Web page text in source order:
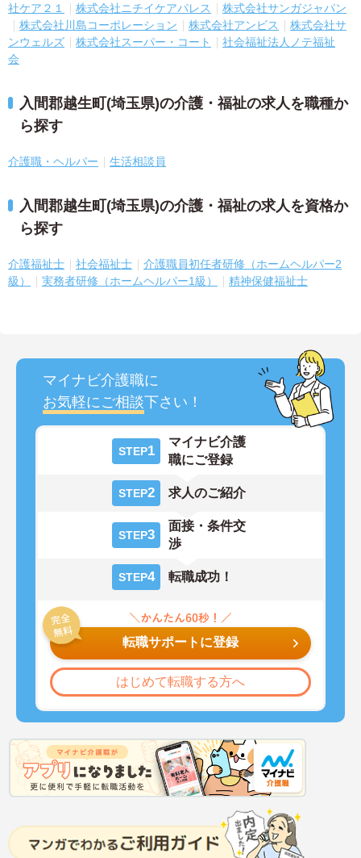
社ケア２１
株式会社ニチイケアパレス
株式会社サンガジャパン
株式会社川島コーポレーション
株式会社アンビス
株式会社サ
ンウェルズ
株式会社スーパー・コート
社会福祉法人ノテ福祉
会
入間郡越生町(埼玉県)の介護・福祉の求人を職種か
ら探す
介護職・ヘルパー 生活相談員
入間郡越生町(埼玉県)の介護・福祉の求人を資格か
ら探す
介護福祉士 社会福祉士
介護職員初任者研修（ホームヘルパー2
級）
実務者研修（ホームヘルパー1級） 精神保健福祉士
マイナビ介護職に
お気軽にご相談下さい！
STEP1
マイナビ介護
職にご登録
STEP2 求人のご紹介
STEP3
面接・条件交
渉
STEP4 転職成功！
転職サポートに登録
はじめて転職する方へ